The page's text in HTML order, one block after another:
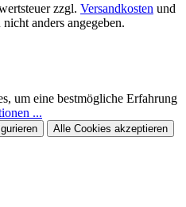
zzgl. Versandkosten und
anders angegeben.
um eine bestmögliche Erfahrung
...
Alle Cookies akzeptieren